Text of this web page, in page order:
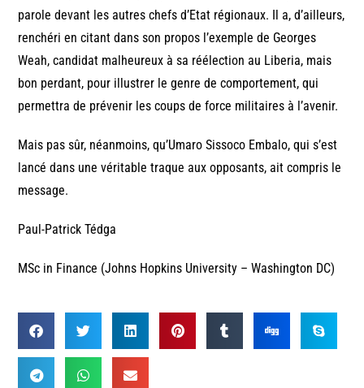
parole devant les autres chefs d’Etat régionaux. Il a, d’ailleurs,
renchéri en citant dans son propos l’exemple de Georges
Weah, candidat malheureux à sa réélection au Liberia, mais
bon perdant, pour illustrer le genre de comportement, qui
permettra de prévenir les coups de force militaires à l’avenir.
Mais pas sûr, néanmoins, qu’Umaro Sissoco Embalo, qui s’est
lancé dans une véritable traque aux opposants, ait compris le
message.
Paul-Patrick Tédga
MSc in Finance (Johns Hopkins University – Washington DC)